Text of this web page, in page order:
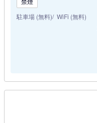
駐車場 (無料) WiFi (無料)